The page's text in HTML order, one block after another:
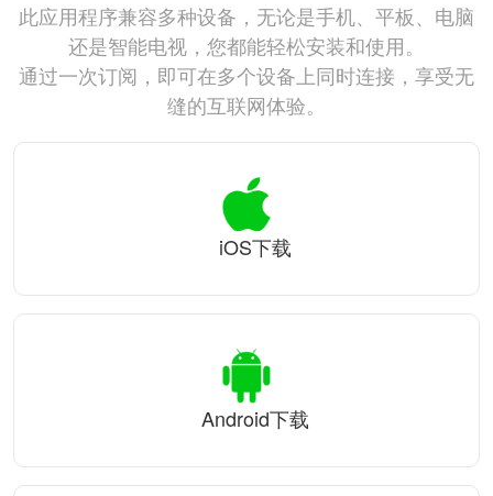
此应用程序兼容多种设备，无论是手机、平板、电脑
还是智能电视，您都能轻松安装和使用。
通过一次订阅，即可在多个设备上同时连接，享受无
缝的互联网体验。
iOS下载
Android下载